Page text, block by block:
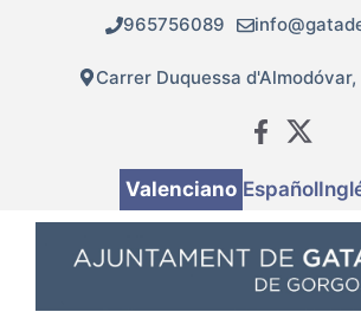
contingut
965756089
Carrer Duquessa
Valenciano Español